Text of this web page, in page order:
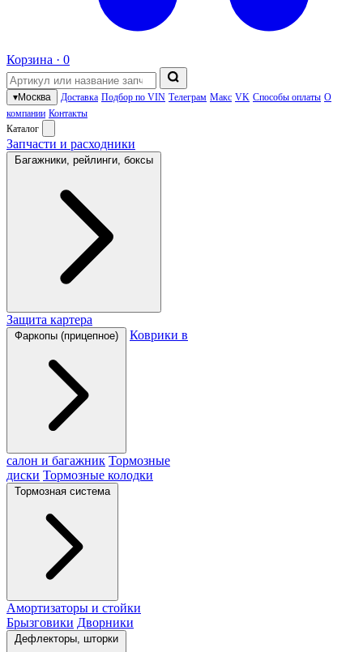
Корзина · 0
▾Москва Доставка Подбор по VIN Телеграм Макс VK Способы оплаты О
компании Контакты
Каталог
Запчасти и расходники
Багажники, рейлинги, боксы
Защита картера
Фаркопы (прицепное) Коврики в
салон и багажник Тормозные
диски Тормозные колодки
Тормозная система
Амортизаторы и стойки
Брызговики Дворники
Дефлекторы, шторки